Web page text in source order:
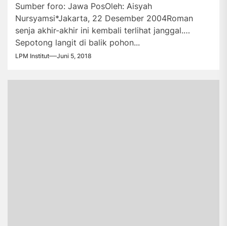
Sumber foro: Jawa PosOleh: Aisyah
Nursyamsi*Jakarta, 22 Desember 2004Roman
senja akhir-akhir ini kembali terlihat janggal.
Sepotong langit di balik pohon...
LPM Institut Juni 5, 2018